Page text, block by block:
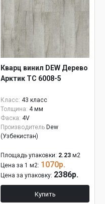
Кварц винил DEW Дерево
Арктик ТС 6008-5
Класс: 43 класс
Толщина: 4 мм
Фаска: 4V
Производитель Dew
(Узбекистан)
Площадь упаковки: 2.23 м2
Цена за 1 м2: 1070р.
Цена за упаковку: 2386р.
Купить